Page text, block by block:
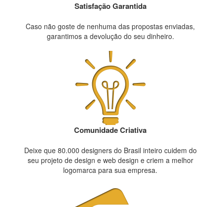
Satisfação Garantida
Caso não goste de nenhuma das propostas enviadas,
garantimos a devolução do seu dinheiro.
Comunidade Criativa
Deixe que 80.000 designers do Brasil inteiro cuidem do
seu projeto de design e web design e criem a melhor
logomarca para sua empresa.